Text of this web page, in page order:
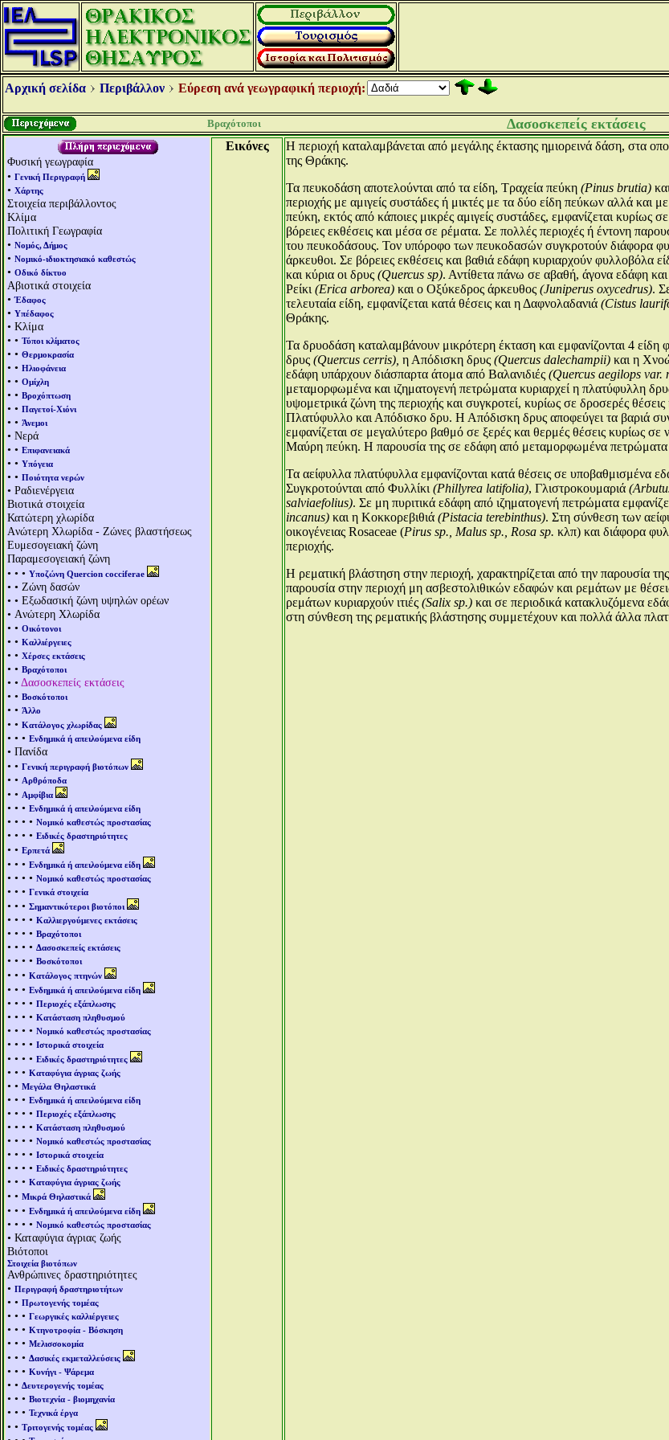
Αρχική σελίδα Περιβάλλον Εύρεση ανά γεωγραφική περιοχή:
Βραχότοποι Δασοσκεπείς εκτάσεις
Φυσική γεωγραφία
• Γενική Περιγραφή
• Χάρτης
Στοιχεία περιβάλλοντος
Κλίμα
Πολιτική Γεωγραφία
• Νομός, Δήμος
• Νομικό-ιδιοκτησιακό καθεστώς
• Οδικό δίκτυο
Αβιοτικά στοιχεία
•Έδαφος
• Υπέδαφος
• Κλίμα
• • Τύποι κλίματος
• • Θερμοκρασία
• • Ηλιοφάνεια
• • Ομίχλη
• • Βροχόπτωση
• • Παγετοί-Χιόνι
• • Άνεμοι
• Νερά
• • Επιφανειακά
• • Υπόγεια
• • Ποιότητα νερών
• Ραδιενέργεια
Βιοτικά στοιχεία
Κατώτερη χλωρίδα
Aνώτερη Χλωρίδα - Ζώνες βλαστήσεως
Ευμεσογειακή ζώνη
Παραμεσογειακή ζώνη
• • • Υποζώνη Quercion cocciferae
• • Ζώνη δασών
• • Εξωδασική ζώνη υψηλών ορέων
• Aνώτερη Χλωρίδα
• • Οικότονοι
• • Καλλιέργειες
• • Χέρσες εκτάσεις
• • Βραχότοποι
• • Δασοσκεπείς εκτάσεις
• • Βοσκότοποι
• • Άλλο
• • Κατάλογος χλωρίδας
• • • Ενδημικά ή απειλούμενα είδη
• Πανίδα
• • Γενική περιγραφή βιοτόπων
• • Αρθρόποδα
• • Αμφίβια
• • • Ενδημικά ή απειλούμενα είδη
• • • • Νομικό καθεστώς προστασίας
• • • • Ειδικές δραστηριότητες
• • Ερπετά
• • • Ενδημικά ή απειλούμενα είδη
• • • • Νομικό καθεστώς προστασίας
• • • Γενικά στοιχεία
• • • Σημαντικότεροι βιοτόποι
• • • • Καλλιεργούμενες εκτάσεις
• • • • Βραχότοποι
• • • • Δασοσκεπείς εκτάσεις
• • • • Βοσκότοποι
• • • Κατάλογος πτηνών
• • • Ενδημικά ή απειλούμενα είδη
• • • • Περιοχές εξάπλωσης
• • • • Κατάσταση πληθυσμού
• • • • Νομικό καθεστώς προστασίας
• • • • Ιστορικά στοιχεία
• • • • Ειδικές δραστηριότητες
• • • Καταφύγια άγριας ζωής
• • Μεγάλα Θηλαστικά
• • • Ενδημικά ή απειλούμενα είδη
• • • • Περιοχές εξάπλωσης
• • • • Κατάσταση πληθυσμού
• • • • Νομικό καθεστώς προστασίας
• • • • Ιστορικά στοιχεία
• • • • Ειδικές δραστηριότητες
• • • Καταφύγια άγριας ζωής
• • Μικρά Θηλαστικά
• • • Ενδημικά ή απειλούμενα είδη
• • • • Νομικό καθεστώς προστασίας
• Καταφύγια άγριας ζωής
Βιότοποι
Στοιχεία βιοτόπων
Ανθρώπινες δραστηριότητες
• Περιγραφή δραστηριοτήτων
• • Πρωτογενής τομέας
• • • Γεωργικές καλλιέργειες
• • • Κτηνοτροφία - Βόσκηση
• • • Μελισσοκομία
• • • Δασικές εκμεταλλεύσεις
• • • Κυνήγι - Ψάρεμα
• • Δευτερογενής τομέας
• • • Βιοτεχνία - βιομηχανία
• • • Τεχνικά έργα
• • Τριτογενής τομέας
Εικόνες
Η περιοχή καταλαμβάνεται από μεγάλης έκτασης ημιορεινά δάση, στα
της Θράκης.
Τα πευκοδάση αποτελούνται από τα είδη, Τραχεία πεύκη (Pinus brutia)
περιοχής με αμιγείς συστάδες ή μικτές με τα δύο είδη πεύκων αλλά
πεύκη, εκτός από κάποιες μικρές αμιγείς συστάδες, εμφανίζεται
βόρειες εκθέσεις και μέσα σε ρέματα. Σε πολλές περιοχές ή έντονη
του πευκοδάσους. Τον υπόροφο των πευκοδασών συγκροτούν διάφορα
άρκευθοι. Σε βόρειες εκθέσεις και βαθιά εδάφη κυριαρχούν φυλλοβόλα
και κύρια οι δρυς (Quercus sp). Αντίθετα πάνω σε αβαθή, άγονα εδάφη και
Ρείκι (Erica arborea) και ο Οξύκεδρος άρκευθος (Juniperus oxycedrus).
τελευταία είδη, εμφανίζεται κατά θέσεις και η Δαφνολαδανιά (Cistus
Θράκης.
Τα δρυοδάση καταλαμβάνουν μικρότερη έκταση και εμφανίζονται 4
δρυς (Quercus cerris), η Απόδισκη δρυς (Quercus dalechampii) και η
εδάφη υπάρχουν διάσπαρτα άτομα από Βαλανιδιές (Quercus aegilops var.
μεταμορφωμένα και ιζηματογενή πετρώματα κυριαρχεί η πλατύφυλλη
υψομετρικά ζώνη της περιοχής και συγκροτεί, κυρίως σε δροσερές
Πλατύφυλλο και Απόδισκο δρυ. Η Απόδισκη δρυς αποφεύγει τα βαριά
εμφανίζεται σε μεγαλύτερο βαθμό σε ξερές και θερμές θέσεις κυρίως
Μαύρη πεύκη. Η παρουσία της σε εδάφη από μεταμορφωμένα πετρώματα
Τα αείφυλλα πλατύφυλλα εμφανίζονται κατά θέσεις σε υποβαθμισμένα
Συγκροτούνται από Φυλλίκι (Phillyrea latifolia), Γλιστροκουμαριά
salviaefolius). Σε μη πυριτικά εδάφη από ιζηματογενή πετρώματα
incanus) και η Κοκκορεβιθιά (Pistacia terebinthus). Στη σύνθεση των
οικογένειας Rosaceae (Pirus sp., Malus sp., Rosa sp. κλπ) και διάφορα
περιοχής.
Η ρεματική βλάστηση στην περιοχή, χαρακτηρίζεται από την παρουσία
παρουσία στην περιοχή μη ασβεστολιθικών εδαφών και ρεμάτων με
ρεμάτων κυριαρχούν ιτιές (Salix sp.) και σε περιοδικά κατακλυζόμενα
στη σύνθεση της ρεματικής βλάστησης συμμετέχουν και πολλά άλλα